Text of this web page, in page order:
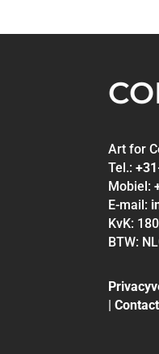
Art for
Tel.:
Mobiel:
E-mail:
KvK:
BTW:
|Contact